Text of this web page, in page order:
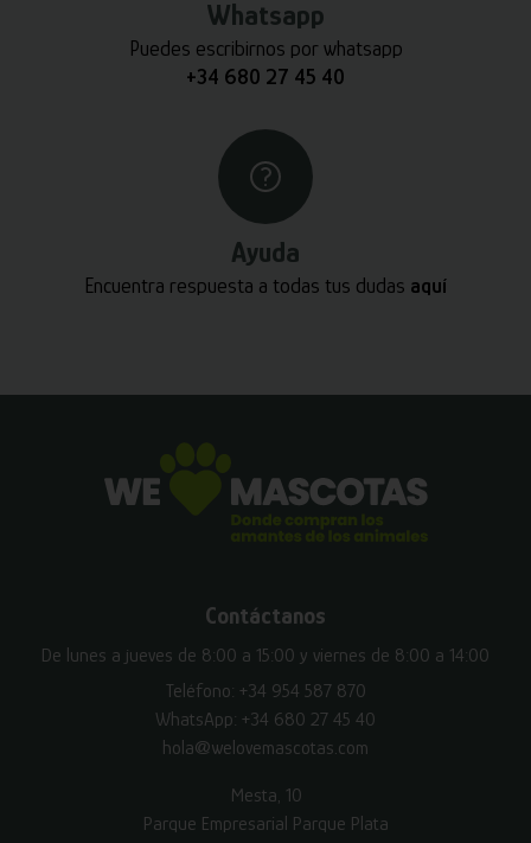
Whatsapp
Puedes escribirnos por whatsapp
+34 680 27 45 40
Ayuda
Encuentra respuesta a todas tus dudas aquí
Contáctanos
De lunes a jueves de 8:00 a 15:00 y viernes de 8:00 a 14:00
Teléfono: +34 954 587 870
WhatsApp: +34 680 27 45 40
hola@welovemascotas.com
Mesta, 10
Parque Empresarial Parque Plata